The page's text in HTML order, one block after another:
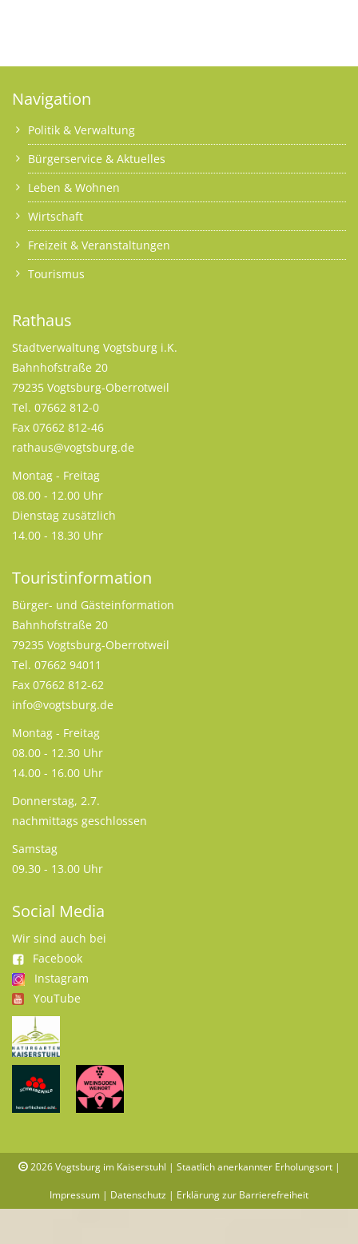
Navigation
Politik & Verwaltung
Bürgerservice & Aktuelles
Leben & Wohnen
Wirtschaft
Freizeit & Veranstaltungen
Tourismus
Rathaus
Stadtverwaltung Vogtsburg i.K.
Bahnhofstraße 20
79235 Vogtsburg-Oberrotweil
Tel. 07662 812-0
Fax 07662 812-46
rathaus@vogtsburg.de
Montag - Freitag
08.00 - 12.00 Uhr
Dienstag zusätzlich
14.00 - 18.30 Uhr
Touristinformation
Bürger- und Gästeinformation
Bahnhofstraße 20
79235 Vogtsburg-Oberrotweil
Tel. 07662 94011
Fax 07662 812-62
info@vogtsburg.de
Montag - Freitag
08.00 - 12.30 Uhr
14.00 - 16.00 Uhr
Donnerstag, 2.7.
nachmittags geschlossen
Samstag
09.30 - 13.00 Uhr
Social Media
Wir sind auch bei
Facebook
Instagram
YouTube
2026 Vogtsburg im Kaiserstuhl | Staatlich anerkannter Erholungsort |
Impressum | Datenschutz | Erklärung zur Barrierefreiheit